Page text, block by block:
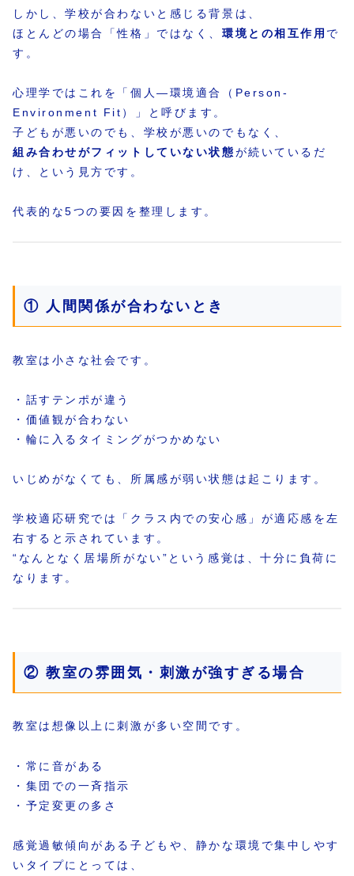
しかし、学校が合わないと感じる背景は、
ほとんどの場合「性格」ではなく、 環境との相互作用 で
す。
心理学ではこれを「個人―環境適合（Person-
Environment Fit）」と呼びます。
子どもが悪いのでも、学校が悪いのでもなく、
組み合わせがフィットしていない状態が続いているだ
け、という見方です。
代表的な5つの要因を整理します。
① 人間関係が合わないとき
教室は小さな社会です。
・話すテンポが違う
・価値観が合わない
・輪に入るタイミングがつかめない
いじめがなくても、所属感が弱い状態は起こります。
学校適応研究では「クラス内での安心感」が適応感を左
右すると示されています。
“なんとなく居場所がない”という感覚は、十分に負荷に
なります。
② 教室の雰囲気・刺激が強すぎる場合
教室は想像以上に刺激が多い空間です。
・常に音がある
・集団での一斉指示
・予定変更の多さ
感覚過敏傾向がある子どもや、静かな環境で集中しやす
いタイプにとっては、